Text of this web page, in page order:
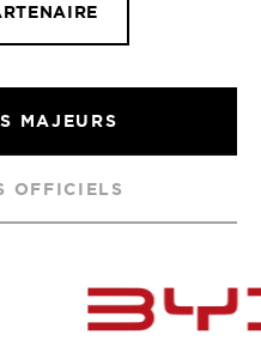
MAJEURS
OFFICIELS